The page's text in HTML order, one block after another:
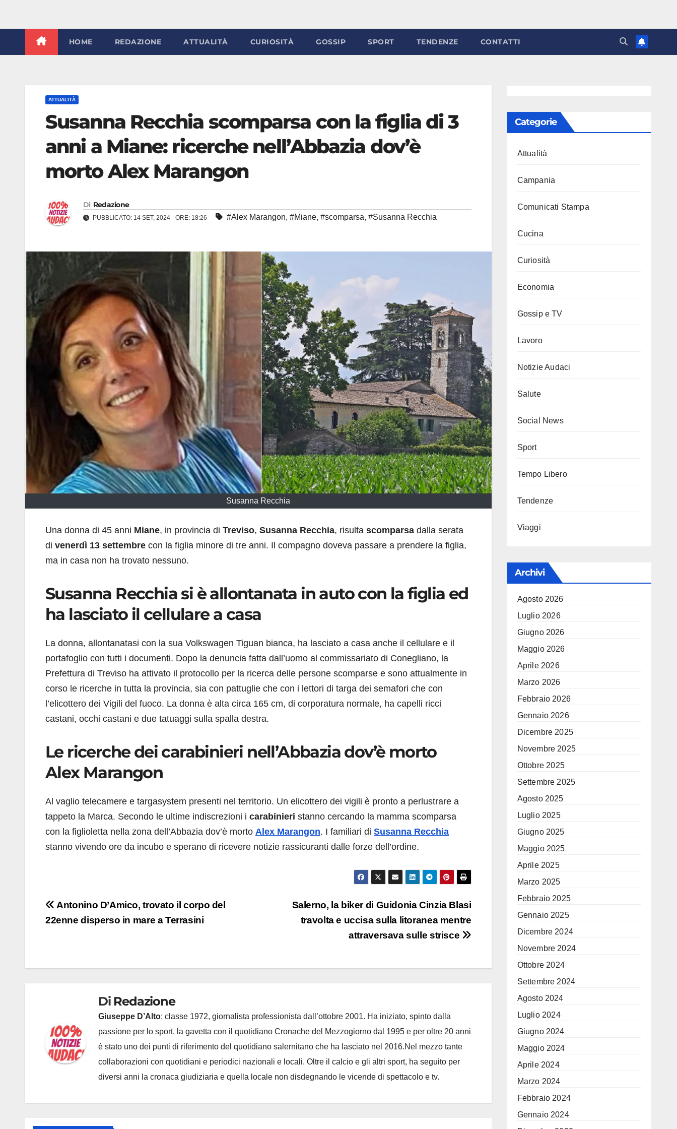
HOME REDAZIONE ATTUALITÀ CURIOSITÀ GOSSIP SPORT TENDENZE CONTATTI
ATTUALITÀ
Susanna Recchia scomparsa con la figlia di 3
anni a Miane: ricerche nell’Abbazia dov’è
morto Alex Marangon
Di Redazione
PUBBLICATO: 14 SET, 2024 - ORE: 18:26 #Alex Marangon, #Miane, #scomparsa, #Susanna Recchia
Susanna Recchia
Una donna di 45 anni Miane, in provincia di Treviso, Susanna Recchia, risulta scomparsa dalla serata
di venerdì 13 settembre con la figlia minore di tre anni. Il compagno doveva passare a prendere la figlia,
ma in casa non ha trovato nessuno.
Susanna Recchia si è allontanata in auto con la figlia ed
ha lasciato il cellulare a casa
La donna, allontanatasi con la sua Volkswagen Tiguan bianca, ha lasciato a casa anche il cellulare e il
portafoglio con tutti i documenti. Dopo la denuncia fatta dall’uomo al commissariato di Conegliano, la
Prefettura di Treviso ha attivato il protocollo per la ricerca delle persone scomparse e sono attualmente in
corso le ricerche in tutta la provincia, sia con pattuglie che con i lettori di targa dei semafori che con
l’elicottero dei Vigili del fuoco. La donna è alta circa 165 cm, di corporatura normale, ha capelli ricci
castani, occhi castani e due tatuaggi sulla spalla destra.
Le ricerche dei carabinieri nell’Abbazia dov’è morto
Alex Marangon
Al vaglio telecamere e targasystem presenti nel territorio. Un elicottero dei vigili è pronto a perlustrare a
tappeto la Marca. Secondo le ultime indiscrezioni i carabinieri stanno cercando la mamma scomparsa
con la figlioletta nella zona dell’Abbazia dov’è morto Alex Marangon. I familiari di Susanna Recchia
stanno vivendo ore da incubo e sperano di ricevere notizie rassicuranti dalle forze dell’ordine.
Navigazione
articoli
Salerno, la biker di Guidonia Cinzia Blasi
travolta e uccisa sulla litoranea mentre
attraversava sulle strisce
Antonino D’Amico, trovato il corpo del
22enne disperso in mare a Terrasini
Di Redazione
Giuseppe D’Alto: classe 1972, giornalista professionista dall’ottobre 2001. Ha iniziato, spinto dalla
passione per lo sport, la gavetta con il quotidiano Cronache del Mezzogiorno dal 1995 e per oltre 20 anni
è stato uno dei punti di riferimento del quotidiano salernitano che ha lasciato nel 2016.Nel mezzo tante
collaborazioni con quotidiani e periodici nazionali e locali. Oltre il calcio e gli altri sport, ha seguito per
diversi anni la cronaca giudiziaria e quella locale non disdegnando le vicende di spettacolo e tv.
Categorie
Attualità
Campania
Comunicati Stampa
Cucina
Curiosità
Economia
Gossip e TV
Lavoro
Notizie Audaci
Salute
Social News
Sport
Tempo Libero
Tendenze
Viaggi
Archivi
Agosto 2026
Luglio 2026
Giugno 2026
Maggio 2026
Aprile 2026
Marzo 2026
Febbraio 2026
Gennaio 2026
Dicembre 2025
Novembre 2025
Ottobre 2025
Settembre 2025
Agosto 2025
Luglio 2025
Giugno 2025
Maggio 2025
Aprile 2025
Marzo 2025
Febbraio 2025
Gennaio 2025
Dicembre 2024
Novembre 2024
Ottobre 2024
Settembre 2024
Agosto 2024
Luglio 2024
Giugno 2024
Maggio 2024
Aprile 2024
Marzo 2024
Febbraio 2024
Gennaio 2024